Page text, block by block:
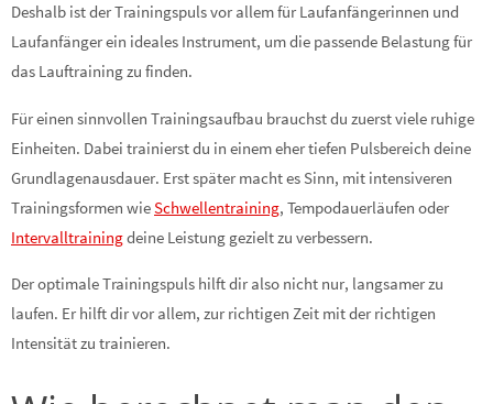
Deshalb ist der Trainingspuls vor allem für Laufanfängerinnen und
Laufanfänger ein ideales Instrument, um die passende Belastung für
das Lauftraining zu finden.
Für einen sinnvollen Trainingsaufbau brauchst du zuerst viele ruhige
Einheiten. Dabei trainierst du in einem eher tiefen Pulsbereich deine
Grundlagenausdauer. Erst später macht es Sinn, mit intensiveren
Trainingsformen wieSchwellentraining, Tempodauerläufen oder
Intervalltrainingdeine Leistung gezielt zu verbessern.
Der optimale Trainingspuls hilft dir also nicht nur, langsamer zu
laufen. Er hilft dir vor allem, zur richtigen Zeit mit der richtigen
Intensität zu trainieren.